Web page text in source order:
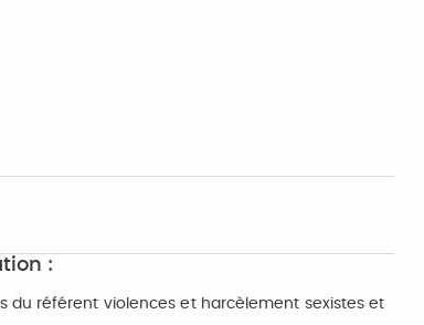
:
du référent violences et harcèlement sexistes et